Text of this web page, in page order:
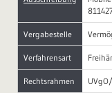
Vergabestelle
Verfahrensart
Rechtsrahmen